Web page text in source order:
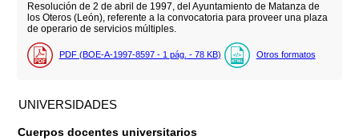
Resolución de 2 de abril de 1997, del Ayuntamiento de Matanza de
los Oteros (León), referente a la convocatoria para proveer una plaza
de operario de servicios múltiples.
PDF (BOE-A-1997-8597 - 1 pág. - 78 KB) Otros formatos
UNIVERSIDADES
Cuerpos docentes universitarios